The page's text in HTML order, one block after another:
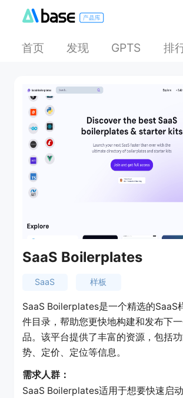
首页 发现 GPTS 排
SaaS Boilerplates
SaaS 样板
SaaS Boilerplates是一个精选的SaaS
件目录，帮助您更快地构建和发布下
品。该平台提供了丰富的资源，包括
势、定价、定位等信息。
需求人群：
SaaS Boilerplates适用于想要快速启